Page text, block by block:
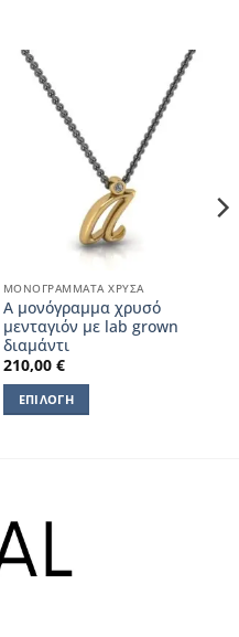
ΜΟΝΟΓΡΆΜΜΑΤΑ ΧΡΥΣΆ
Α μονόγραμμα χρυσό
μενταγιόν με lab grown
διαμάντι
210,00 €
ΕΠΙΛΟΓΉ
πολλαπλές
παραλλαγές.
Οι